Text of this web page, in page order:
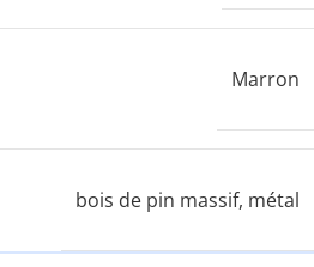
Marron
bois de pin massif, métal